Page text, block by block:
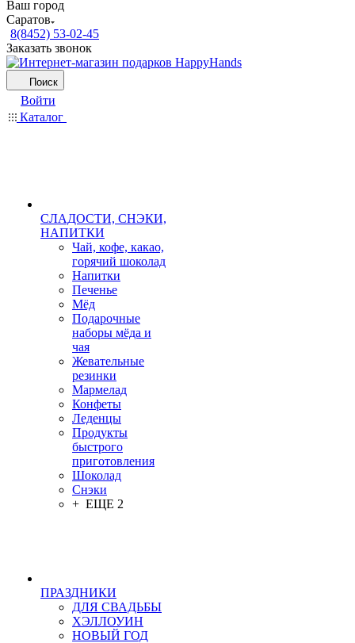
Ваш город
Саратов
8(8452) 53-02-45
Заказать звонок
Поиск
Войти
Каталог
СЛАДОСТИ, СНЭКИ,
НАПИТКИ
Чай, кофе, какао,
горячий шоколад
Напитки
Печенье
Мёд
Подарочные
наборы мёда и
чая
Жевательные
резинки
Мармелад
Конфеты
Леденцы
Продукты
быстрого
приготовления
Шоколад
Снэки
+ ЕЩЕ 2
ПРАЗДНИКИ
ДЛЯ СВАДЬБЫ
ХЭЛЛОУИН
НОВЫЙ ГОД